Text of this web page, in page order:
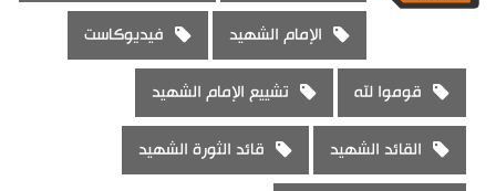
الإمام الشهيد فيديوكاست
قوموا لله تشييع الإمام الشهيد
القائد الشهيد قائد الثورة الشهيد